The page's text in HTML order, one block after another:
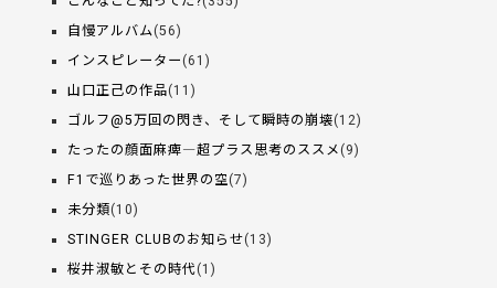
自慢アルバム(56)
インスピレーター(61)
山口正己の作品(11)
ゴルフ@5万回の閃き、そして瞬時の崩壊(12)
たったの顔面麻痺―超プラス思考のススメ(9)
F1で巡りあった世界の空(7)
未分類(10)
STINGER CLUBのお知らせ(13)
桜井淑敏とその時代(1)